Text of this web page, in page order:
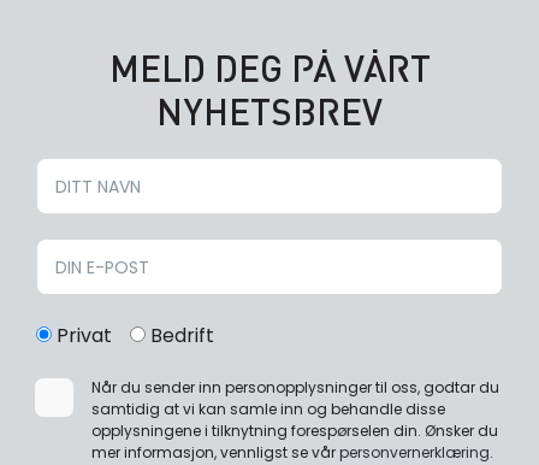
MELD DEG PÅ VÅRT
NYHETSBREV
Privat Bedrift
Når du sender inn personopplysninger til oss, godtar du
samtidig at vi kan samle inn og behandle disse
opplysningene i tilknytning forespørselen din. Ønsker du
mer informasjon, vennligst se vårpersonvernerklæring.